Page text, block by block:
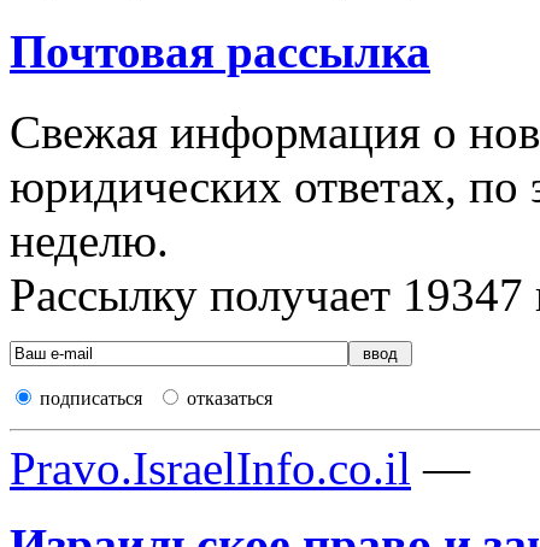
Почтовая рассылка
Свежая информация о
юридических ответах, по
неделю.
Рассылку получает 19347
подписаться отказаться
Pravo.IsraelInfo.co.il —